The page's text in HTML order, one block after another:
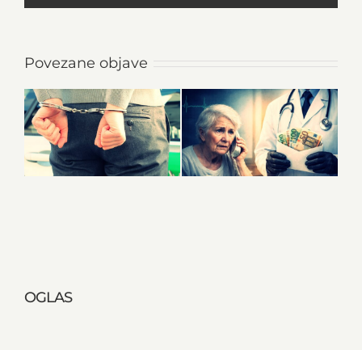
Povezane objave
OGLAS